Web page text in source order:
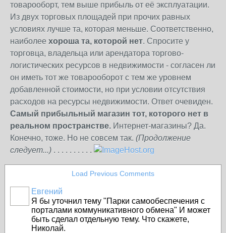
товарооборт, тем выше прибыль от её эксплуатации.
Из двух торговых площадей при прочих равных
условиях лучше та, которая меньше. Соответственно,
наиболее хороша та, которой нет. Спросите у
торговца, владельца или арендатора торгово-
логистических ресурсов в недвижимости - согласен ли
он иметь тот же товарооборот с тем же уровнем
добавленной стоимости, но при условии отсутствия
расходов на ресурсы недвижимости. Ответ очевиден.
Самый прибыльный магазин тот, которого нет в
реальном пространстве. Интернет-магазины? Да.
Конечно, тоже. Но не совсем так. (Продолжение
следует...) . . . . . . . . . .
Load Previous Comments
Евгений
Я бы уточнил тему "Парки самообеспечения с
порталами коммуникативного обмена" И может
быть сделал отдельную тему. Что скажете,
Николай.